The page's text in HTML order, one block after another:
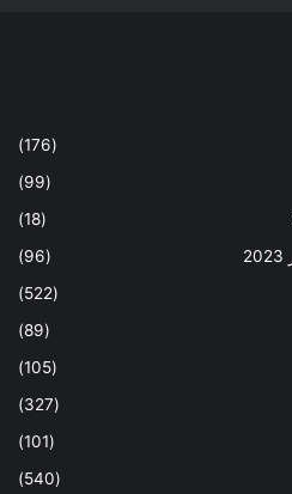
(176)
(99)
(18)
(96)
(522)
(89)
(105)
(327)
(101)
(540)